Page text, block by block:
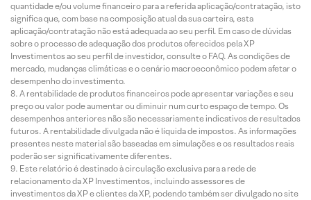
quantidade e/ou volume financeiro para a referida aplicação/contratação, isto
significa que, com base na composição atual da sua carteira, esta
aplicação/contratação não está adequada ao seu perfil. Em caso de dúvidas
sobre o processo de adequação dos produtos oferecidos pela XP
Investimentos ao seu perfil de investidor, consulte o FAQ. As condições de
mercado, mudanças climáticas e o cenário macroeconômico podem afetar o
desempenho do investimento.
A rentabilidade de produtos financeiros pode apresentar variações e seu
preço ou valor pode aumentar ou diminuir num curto espaço de tempo. Os
desempenhos anteriores não são necessariamente indicativos de resultados
futuros. A rentabilidade divulgada não é líquida de impostos. As informações
presentes neste material são baseadas em simulações e os resultados reais
poderão ser significativamente diferentes.
Este relatório é destinado à circulação exclusiva para a rede de
relacionamento da XP Investimentos, incluindo assessores de
investimentos da XP e clientes da XP, podendo também ser divulgado no site